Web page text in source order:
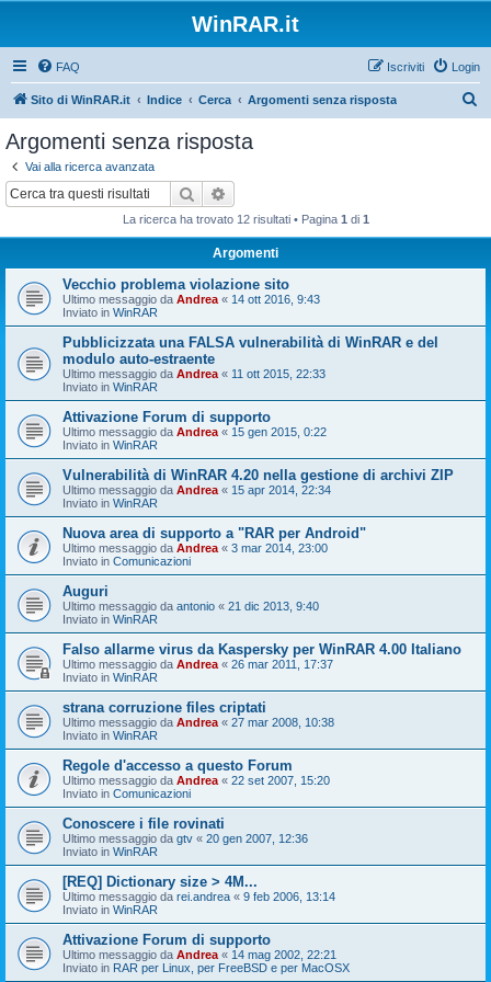
WinRAR.it
FAQ Login
Iscriviti
Sito di WinRAR.it Indice Cerca Argomenti senza risposta
Argomenti senza risposta
Vai alla ricerca avanzata
Cerca
La ricerca ha trovato 12 risultati • Pagina 1 di 1
Argomenti
Vecchio problema violazione sito
Ultimo messaggio da Andrea « 14 ott 2016, 9:43
Inviato in WinRAR
Pubblicizzata una FALSA vulnerabilità di WinRAR e del
modulo auto-estraente
Ultimo messaggio da Andrea « 11 ott 2015, 22:33
Inviato in WinRAR
Attivazione Forum di supporto
Ultimo messaggio da Andrea « 15 gen 2015, 0:22
Inviato in WinRAR
Vulnerabilità di WinRAR 4.20 nella gestione di archivi ZIP
Ultimo messaggio da Andrea « 15 apr 2014, 22:34
Inviato in WinRAR
Nuova area di supporto a "RAR per Android"
Ultimo messaggio da Andrea « 3 mar 2014, 23:00
Inviato in Comunicazioni
Auguri
Ultimo messaggio da antonio « 21 dic 2013, 9:40
Inviato in WinRAR
Falso allarme virus da Kaspersky per WinRAR 4.00 Italiano
Ultimo messaggio da Andrea « 26 mar 2011, 17:37
Inviato in WinRAR
strana corruzione files criptati
Ultimo messaggio da Andrea « 27 mar 2008, 10:38
Inviato in WinRAR
Regole d'accesso a questo Forum
Ultimo messaggio da Andrea « 22 set 2007, 15:20
Inviato in Comunicazioni
Conoscere i file rovinati
Ultimo messaggio da gtv « 20 gen 2007, 12:36
Inviato in WinRAR
[REQ] Dictionary size > 4M...
Ultimo messaggio da rei.andrea « 9 feb 2006, 13:14
Inviato in WinRAR
Attivazione Forum di supporto
Ultimo messaggio da Andrea « 14 mag 2002, 22:21
Inviato in RAR per Linux, per FreeBSD e per MacOSX